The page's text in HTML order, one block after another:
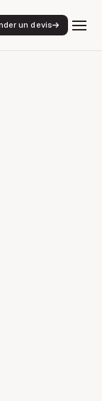
un devis